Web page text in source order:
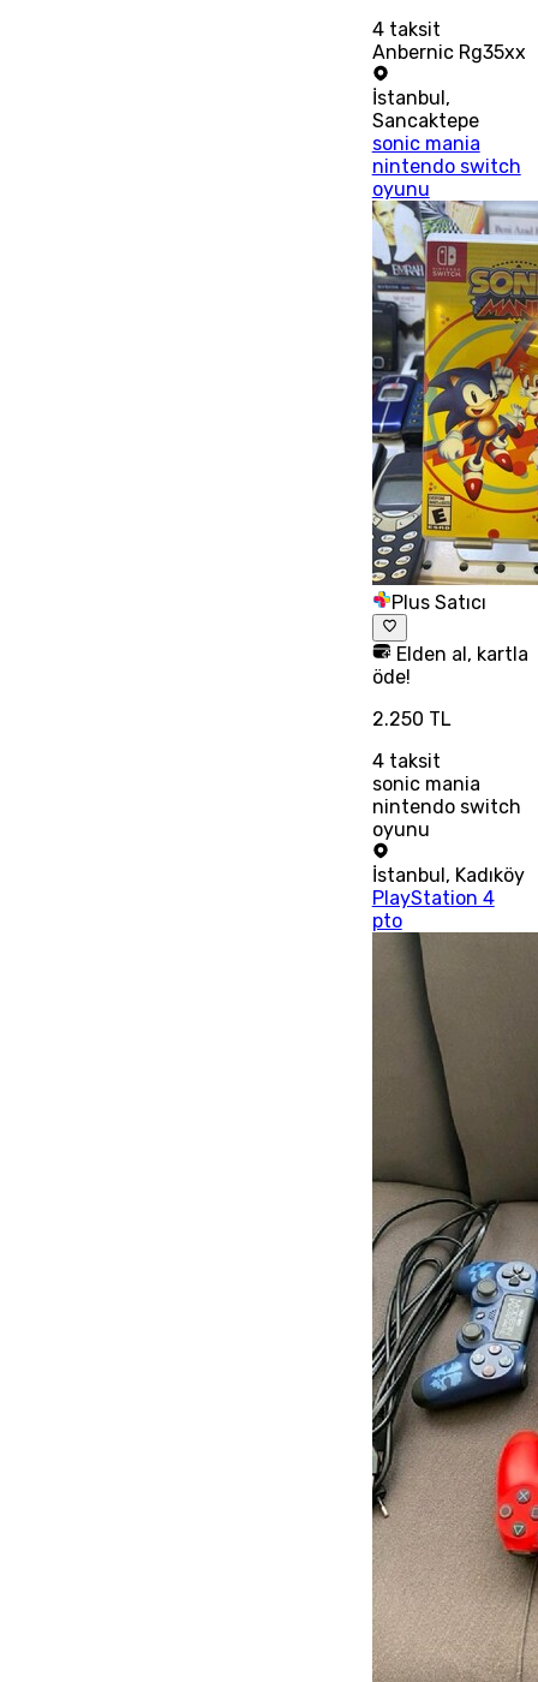
4taksit
Anbernic Rg35xx
İstanbul ,
Sancaktepe
sonic mania
nintendo switch
oyunu
Plus Satıcı
Elden al, kartla
öde!
2.250 TL
4taksit
sonic mania
nintendo switch
oyunu
İstanbul, Kadıköy
PlayStation 4
pto